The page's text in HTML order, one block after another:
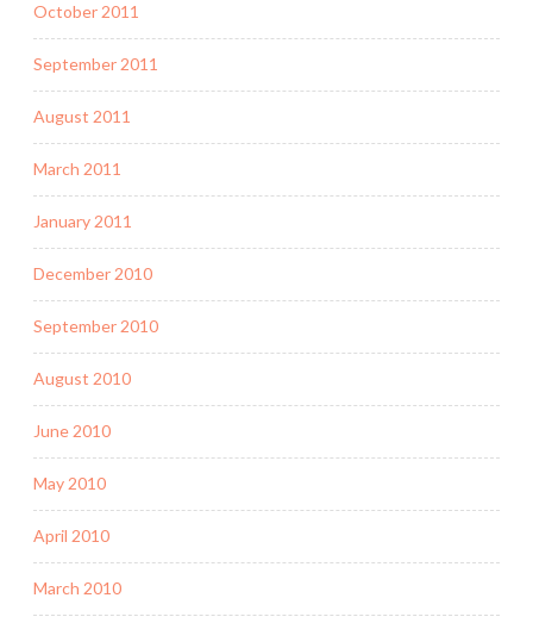
October 2011
September 2011
August 2011
March 2011
January 2011
December 2010
September 2010
August 2010
June 2010
May 2010
April 2010
March 2010